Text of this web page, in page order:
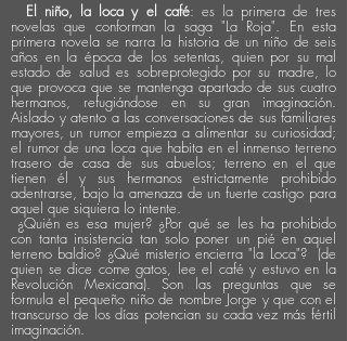
El niño, la loca y el café: es la primera de tres
novelas que conforman la saga "La Roja". En esta
primera novela se narra la historia de un niño de seis
años en la épocade los setentas, quien por su mal
estado de salud es sobreprotegidopor su madre, lo
que provoca que se mantenga apartado de sus cuatro
hermanos, refugiándose en su gran imaginación.
Aislado y atento a las conversaciones de sus familiares
mayores, un rumor empieza a alimentar su curiosidad;
el rumor de una loca que habita en el inmenso terreno
trasero de casa de sus abuelos; terreno en el que
tienen él y sus hermanos estrictamente prohibido
adentrarse, bajo la amenaza de un fuertecastigo para
aquel que siquiera lo intente.
¿Quién es esa mujer? ¿Por qué se les ha prohibido
con tanta insistencia tan solo poner un pié en aquel
terreno baldio? ¿Qué misterio encierra "la Loca"? (de
quien se dice come gatos, lee el café y estuvo en la
Revolución Mexicana). Son las preguntas que se
formula el pequeño niño de nombre Jorge y que con el
transcurso de los días potencian su cada vez más fértil
imaginación.